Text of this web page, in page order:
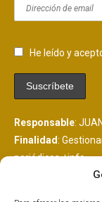
He leído y
Responsable:
Finalidad:
periódicos+info
: